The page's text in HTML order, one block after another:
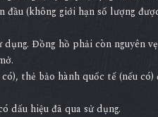
(không giới hạn số lượng
Đồng hồ phải còn nguyên
thẻ bảo hành quốc tế (nếu
dấu hiệu đã qua sử dụng.